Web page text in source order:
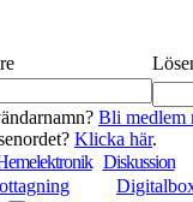
Bli medlem
Klicka här.
Diskussion